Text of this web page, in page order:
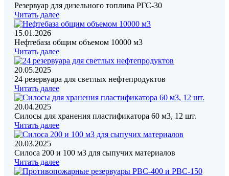
Резервуар для дизельного топлива РГС-30
Читать далее
15.01.2026
Нефтебаза общим объемом 10000 м3
Читать далее
20.05.2025
24 резервуара для светлых нефтепродуктов
Читать далее
20.04.2025
Силосы для хранения пластификатора 60 м3, 12 шт.
Читать далее
20.03.2025
Силоса 200 и 100 м3 для сыпучих материалов
Читать далее